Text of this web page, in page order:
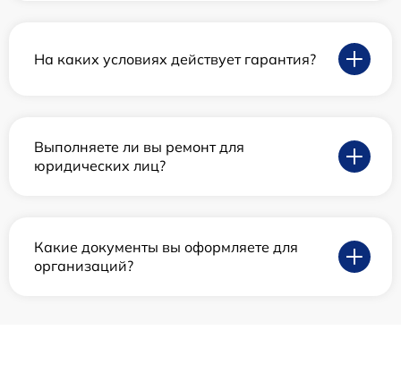
На каких условиях действует гарантия?
Выполняете ли вы ремонт для
юридических лиц?
Какие документы вы оформляете для
организаций?